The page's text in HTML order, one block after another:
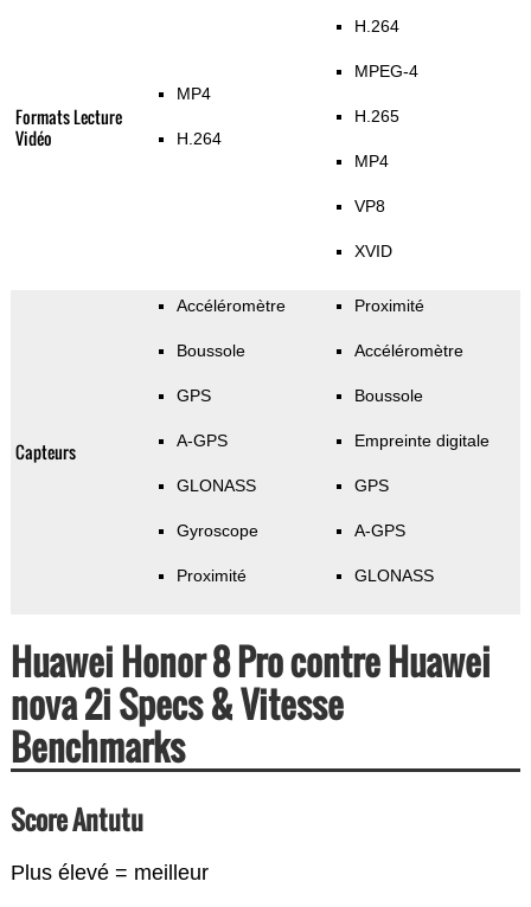
Formats Lecture
Vidéo
MP4
H.264
H.264
MPEG-4
H.265
MP4
VP8
XVID
Capteurs
Accéléromètre
Boussole
GPS
A-GPS
GLONASS
Gyroscope
Proximité
Proximité
Accéléromètre
Boussole
Empreinte digitale
GPS
A-GPS
GLONASS
Huawei Honor 8 Pro contre Huawei
nova 2i Specs & Vitesse
Benchmarks
Score Antutu
Plus élevé = meilleur